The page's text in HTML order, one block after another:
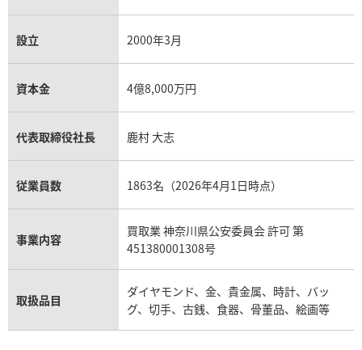
設立 2000年3月
資本金 4億8,000万円
代表取締役社長 鹿村 大志
従業員数 1863名（2026年4月1日時点）
事業内容
買取業 神奈川県公安委員会 許可 第
451380001308号
取扱品目
ダイヤモンド、金、貴金属、時計、バッ
グ、切手、古銭、食器、骨董品、絵画等